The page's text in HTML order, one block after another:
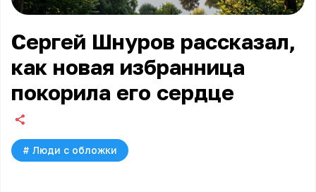
Сергей Шнуров рассказал,
как новая избранница
покорила его сердце
# Люди с обложки